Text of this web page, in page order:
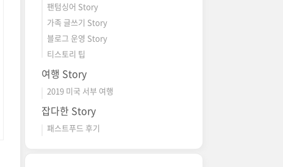
팬텀싱어 Story
가족 글쓰기 Story
블로그 운영 Story
티스토리 팁
여행 Story
2019 미국 서부 여행
잡다한 Story
패스트푸드 후기